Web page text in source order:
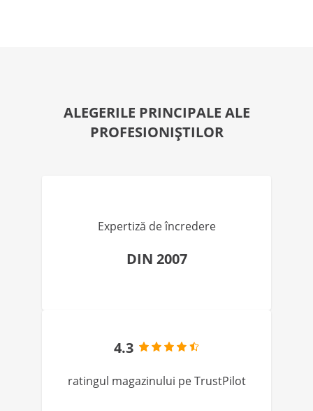
ALEGERILE PRINCIPALE ALE
PROFESIONIȘTILOR
Expertiză de încredere
DIN 2007
4.3
ratingul magazinului pe TrustPilot